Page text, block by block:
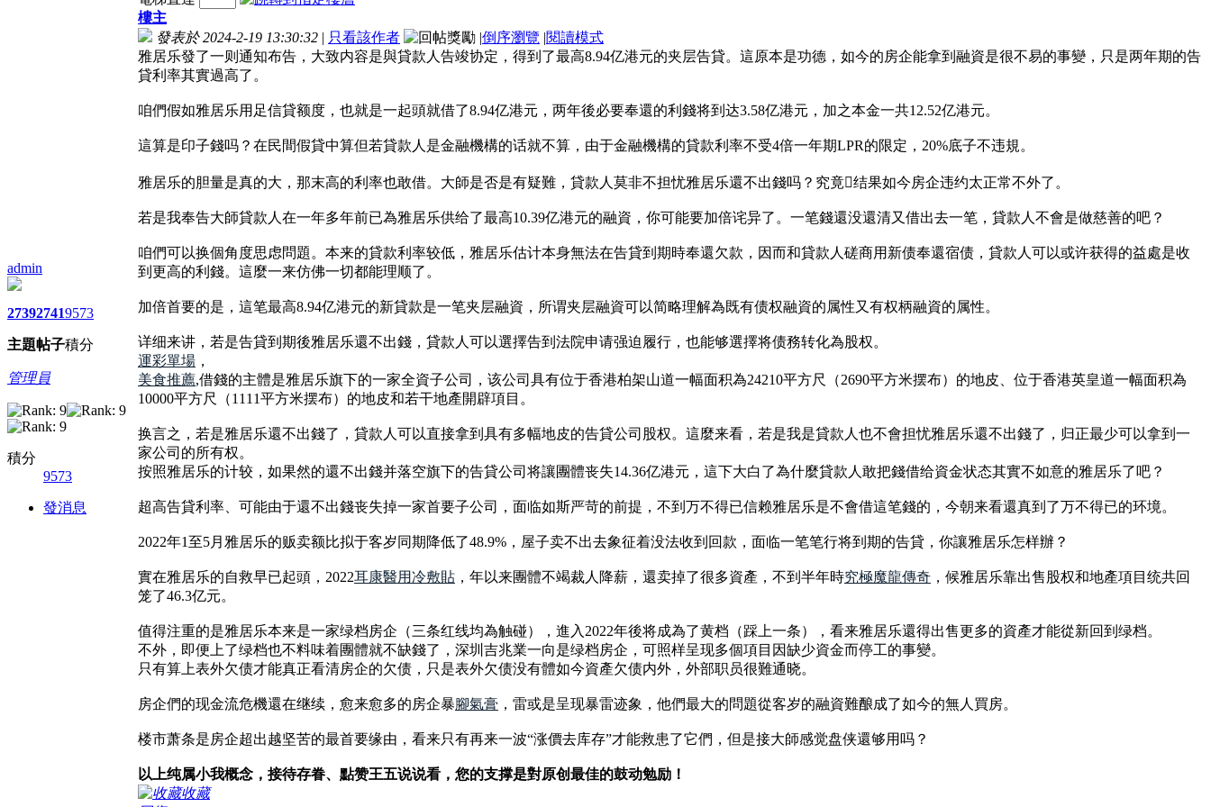
admin
2739
主題
2741
帖子
9573
積分
管理員
積分
9573
發消息
樓主
發表於 2024-2-19 13:30:32 | 只看該作者 |倒序瀏覽 |閱讀模式
雅居乐發了一则通知布告，大致内容是與貸款人告竣协定，得到了最高8.94亿港元的夹层告貸。這原本是功德，如今的房企能拿到融資是很不易的事變，只是两年期的告
貸利率其實過高了。
咱們假如雅居乐用足信貸额度，也就是一起頭就借了8.94亿港元，两年後必要奉還的利錢将到达3.58亿港元，加之本金一共12.52亿港元。
這算是印子錢吗？在民間假貸中算但若貸款人是金融機構的话就不算，由于金融機構的貸款利率不受4倍一年期LPR的限定，20%底子不违規。
雅居乐的胆量是真的大，那末高的利率也敢借。大師是否是有疑難，貸款人莫非不担忧雅居乐還不出錢吗？究竟结果如今房企违约太正常不外了。
若是我奉告大師貸款人在一年多年前已為雅居乐供给了最高10.39亿港元的融資，你可能要加倍诧异了。一笔錢還没還清又借出去一笔，貸款人不會是做慈善的吧？
咱們可以换個角度思虑問題。本来的貸款利率较低，雅居乐估计本身無法在告貸到期時奉還欠款，因而和貸款人磋商用新债奉還宿债，貸款人可以或许获得的益處是收
到更高的利錢。這麼一来仿佛一切都能理顺了。
加倍首要的是，這笔最高8.94亿港元的新貸款是一笔夹层融資，所谓夹层融資可以简略理解為既有债权融資的属性又有权柄融資的属性。
详细来讲，若是告貸到期後雅居乐還不出錢，貸款人可以選擇告到法院申请强迫履行，也能够選擇将债務转化為股权。
運彩單場 ，
美食推薦,借錢的主體是雅居乐旗下的一家全資子公司，该公司具有位于香港柏架山道一幅面积為24210平方尺（2690平方米摆布）的地皮、位于香港英皇道一幅面积為
10000平方尺（1111平方米摆布）的地皮和若干地產開辟項目。
换言之，若是雅居乐還不出錢了，貸款人可以直接拿到具有多幅地皮的告貸公司股权。這麼来看，若是我是貸款人也不會担忧雅居乐還不出錢了，归正最少可以拿到一
家公司的所有权。
按照雅居乐的计较，如果然的還不出錢并落空旗下的告貸公司将讓團體丧失14.36亿港元，這下大白了為什麼貸款人敢把錢借给資金状态其實不如意的雅居乐了吧？
超高告貸利率、可能由于還不出錢丧失掉一家首要子公司，面临如斯严苛的前提，不到万不得已信赖雅居乐是不會借這笔錢的，今朝来看還真到了万不得已的环境。
2022年1至5月雅居乐的贩卖额比拟于客岁同期降低了48.9%，屋子卖不出去象征着没法收到回款，面临一笔笔行将到期的告貸，你讓雅居乐怎样辦？
實在雅居乐的自救早已起頭，2022耳康醫用冷敷貼 ，年以来團體不竭裁人降薪，還卖掉了很多資產，不到半年時究極魔龍傳奇 ，候雅居乐靠出售股权和地產項目统共回
笼了46.3亿元。
值得注重的是雅居乐本来是一家绿档房企（三条红线均為触碰），進入2022年後将成為了黄档（踩上一条），看来雅居乐還得出售更多的資產才能從新回到绿档。
不外，即便上了绿档也不料味着團體就不缺錢了，深圳吉兆業一向是绿档房企，可照样呈现多個項目因缺少資金而停工的事變。
只有算上表外欠债才能真正看清房企的欠债，只是表外欠债没有體如今資產欠债内外，外部职员很難通晓。
房企們的现金流危機還在继续，愈来愈多的房企暴腳氣膏 ，雷或是呈现暴雷迹象，他們最大的問題從客岁的融資難酿成了如今的無人買房。
楼市萧条是房企超出越坚苦的最首要缘由，看来只有再来一波“涨價去库存”才能救患了它們，但是接大師感觉盘侠還够用吗？
以上纯属小我概念，接待存眷、點赞王五说说看，您的支撑是對原创最佳的鼓动勉励！
收藏